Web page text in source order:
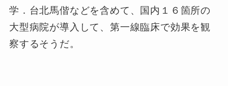
学．台北馬偕などを含めて、国内１６箇所の
大型病院が導入して、第一線臨床で効果を観
察するそうだ。